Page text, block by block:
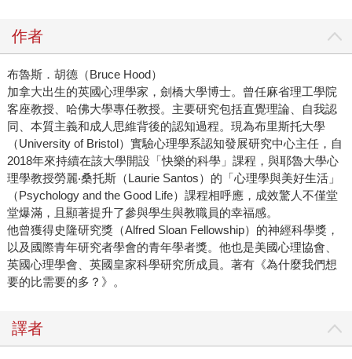
作者
布魯斯．胡德（Bruce Hood）
加拿大出生的英國心理學家，劍橋大學博士。曾任麻省理工學院
客座教授、哈佛大學專任教授。主要研究包括直覺理論、自我認
同、本質主義和成人思維背後的認知過程。現為布里斯托大學
（University of Bristol）實驗心理學系認知發展研究中心主任，自
2018年來持續在該大學開設「快樂的科學」課程，與耶魯大學心
理學教授勞麗‧桑托斯（Laurie Santos）的「心理學與美好生活」
（Psychology and the Good Life）課程相呼應，成效驚人不僅堂
堂爆滿，且顯著提升了參與學生與教職員的幸福感。
他曾獲得史隆研究獎（Alfred Sloan Fellowship）的神經科學獎，
以及國際青年研究者學會的青年學者獎。他也是美國心理協會、
英國心理學會、英國皇家科學研究所成員。著有《為什麼我們想
要的比需要的多？》。
譯者